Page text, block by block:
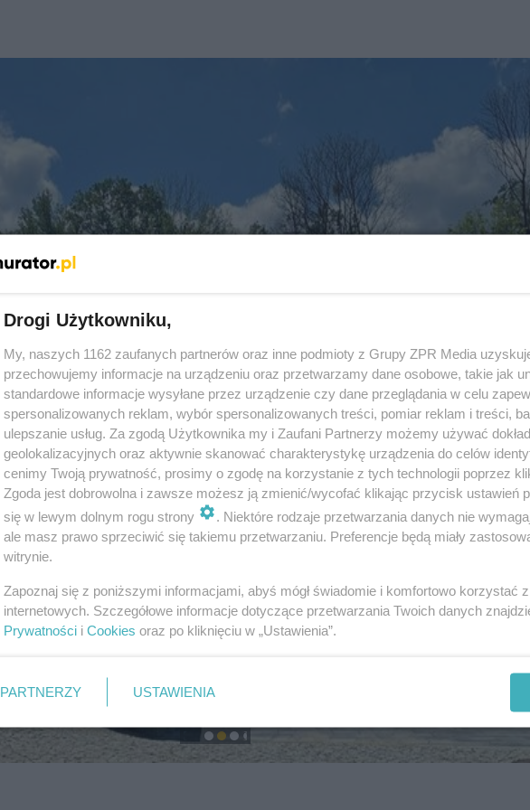
Drogi Użytkowniku,
My, naszych 1162 zaufanych partnerów oraz inne podmioty z Grupy ZPR Media
przechowujemy informacje na urządzeniu oraz przetwarzamy dane osobowe, takie jak
standardowe informacje wysyłane przez urządzenie czy dane przeglądania w celu
spersonalizowanych reklam, wybór spersonalizowanych treści, pomiar reklam i treści,
ulepszanie usług. Za zgodą Użytkownika my i Zaufani Partnerzy możemy używać
geolokalizacyjnych oraz aktywnie skanować charakterystykę urządzenia do celów
cenimy Twoją prywatność, prosimy o zgodę na korzystanie z tych technologii poprzez
Zgoda jest dobrowolna i zawsze możesz ją zmienić/wycofać klikając przycisk ustawień
się w lewym dolnym rogu strony
. Niektóre rodzaje przetwarzania danych nie
ale masz prawo sprzeciwić się takiemu przetwarzaniu. Preferencje będą miały
witrynie.
Zapoznaj się z poniższymi informacjami, abyś mógł świadomie i komfortowo korzystać
internetowych. Szczegółowe informacje dotyczące przetwarzania Twoich danych
Prywatności i Cookies oraz po kliknięciu w „Ustawienia”.
PARTNERZY USTAWIENIA